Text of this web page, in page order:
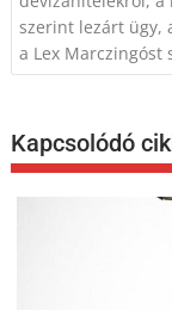
szerint lezárt ügy,
a Lex Marczingóst
Kapcsolódó